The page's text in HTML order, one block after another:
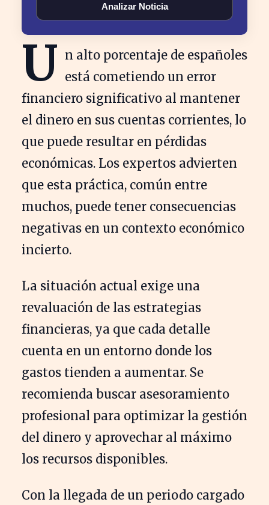
Analizar Noticia
U n alto porcentaje de españoles
está cometiendo un error
financiero significativo al mantener
el dinero en sus cuentas corrientes, lo
que puede resultar en pérdidas
económicas. Los expertos advierten
que esta práctica, común entre
muchos, puede tener consecuencias
negativas en un contexto económico
incierto.
La situación actual exige una
revaluación de las estrategias
financieras, ya que cada detalle
cuenta en un entorno donde los
gastos tienden a aumentar. Se
recomienda buscar asesoramiento
profesional para optimizar la gestión
del dinero y aprovechar al máximo
los recursos disponibles.
Con la llegada de un periodo cargado